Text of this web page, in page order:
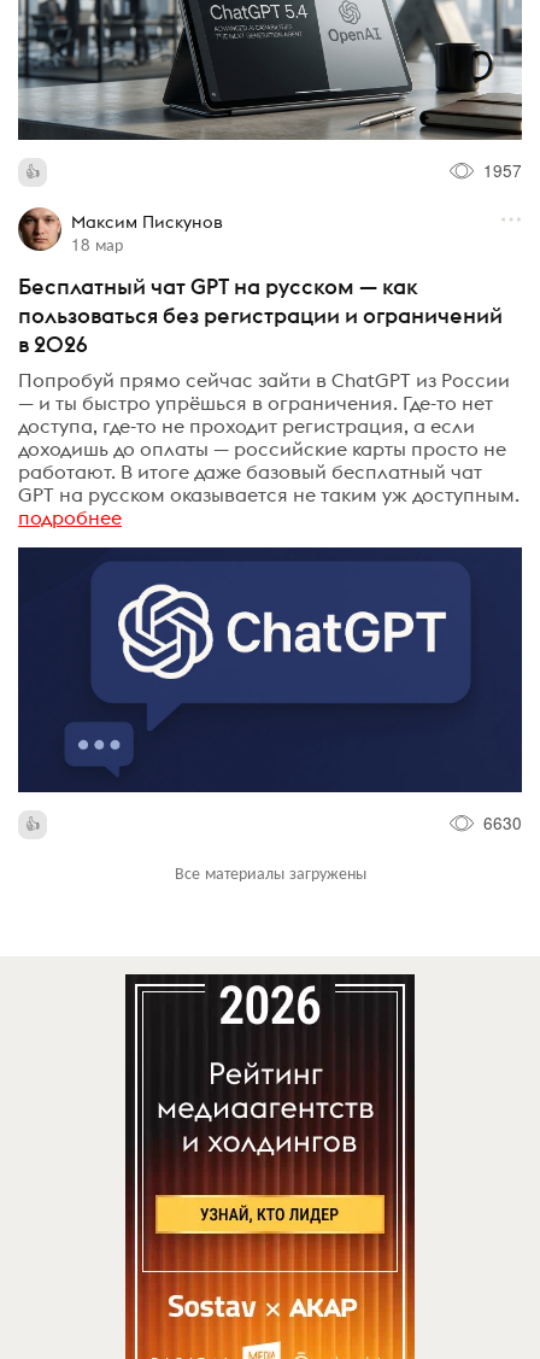
1957
Максим Пискунов
18 мар
Бесплатный чат GPT на русском — как
пользоваться без регистрации и ограничений
в 2026
Попробуй прямо сейчас зайти в ChatGPT из России
— и ты быстро упрёшься в ограничения. Где-то нет
доступа, где-то не проходит регистрация, а если
доходишь до оплаты — российские карты просто не
работают. В итоге даже базовый бесплатный чат
GPT на русском оказывается не таким уж доступным.
подробнее
6630
Все материалы загружены